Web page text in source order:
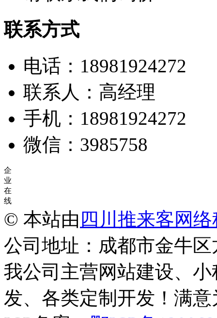
联系方式
电话：18981924272
联系人：高经理
手机：18981924272
微信：3985758
企
业
在
线
© 本站由 四川推来客网
公司地址：成都市金牛
我公司主营网站建设、
发、各类定制开发！满意